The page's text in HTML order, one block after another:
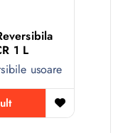
1 L
usoare